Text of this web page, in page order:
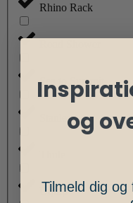
Rhino Rack
Sea to Summit
Stanley
Uquip
og
Tilmeld dig